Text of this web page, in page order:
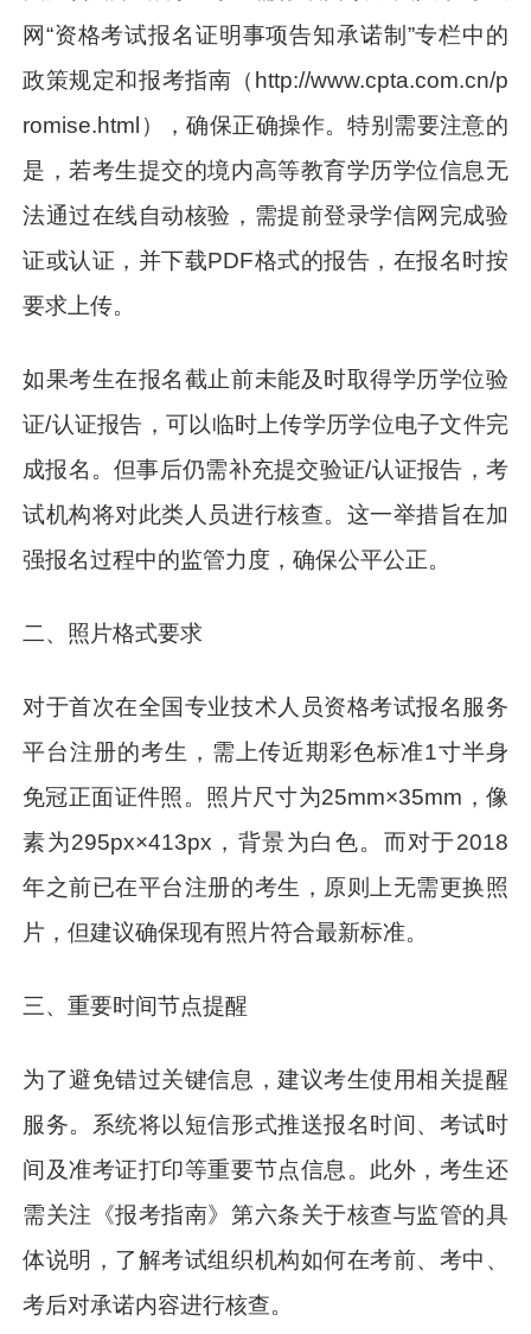
网“资格考试报名证明事项告知承诺制”专栏中的
政策规定和报考指南（http://www.cpta.com.cn/p
romise.html），确保正确操作。特别需要注意的
是，若考生提交的境内高等教育学历学位信息无
法通过在线自动核验，需提前登录学信网完成验
证或认证，并下载PDF格式的报告，在报名时按
要求上传。
如果考生在报名截止前未能及时取得学历学位验
证/认证报告，可以临时上传学历学位电子文件完
成报名。但事后仍需补充提交验证/认证报告，考
试机构将对此类人员进行核查。这一举措旨在加
强报名过程中的监管力度，确保公平公正。
二、照片格式要求
对于首次在全国专业技术人员资格考试报名服务
平台注册的考生，需上传近期彩色标准1寸半身
免冠正面证件照。照片尺寸为25mm×35mm，像
素为295px×413px，背景为白色。而对于2018
年之前已在平台注册的考生，原则上无需更换照
片，但建议确保现有照片符合最新标准。
三、重要时间节点提醒
为了避免错过关键信息，建议考生使用相关提醒
服务。系统将以短信形式推送报名时间、考试时
间及准考证打印等重要节点信息。此外，考生还
需关注《报考指南》第六条关于核查与监管的具
体说明，了解考试组织机构如何在考前、考中、
考后对承诺内容进行核查。